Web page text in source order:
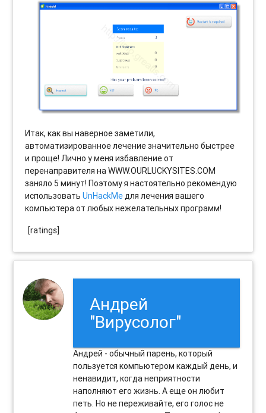
Итак, как вы наверное заметили,
автоматизированное лечение значительно быстрее
и проще! Лично у меня избавление от
перенаправителя на WWW.OURLUCKYSITES.COM
заняло 5 минут! Поэтому я настоятельно рекомендую
использоватьUnHackMeдля лечения вашего
компьютера от любых нежелательных программ!
[ratings]
Андрей
"Вирусолог"
Андрей - обычный парень, который
пользуется компьютером каждый день, и
ненавидит, когда неприятности
наполняют его жизнь. А еще он любит
петь. Но не переживайте, его голос не